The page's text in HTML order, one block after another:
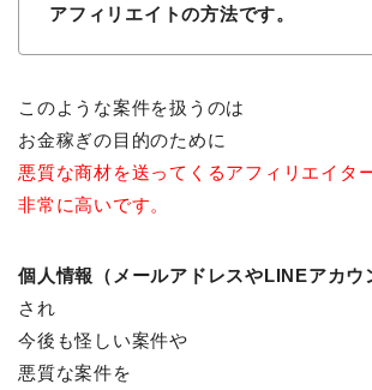
アフィリエイトの方法です。
このような案件を扱うのは
お金稼ぎの目的のために
悪質な商材を送ってくるアフィリエイタ
非常に高いです。
個人情報（メールアドレスやLINEアカウ
され
今後も怪しい案件や
悪質な案件を